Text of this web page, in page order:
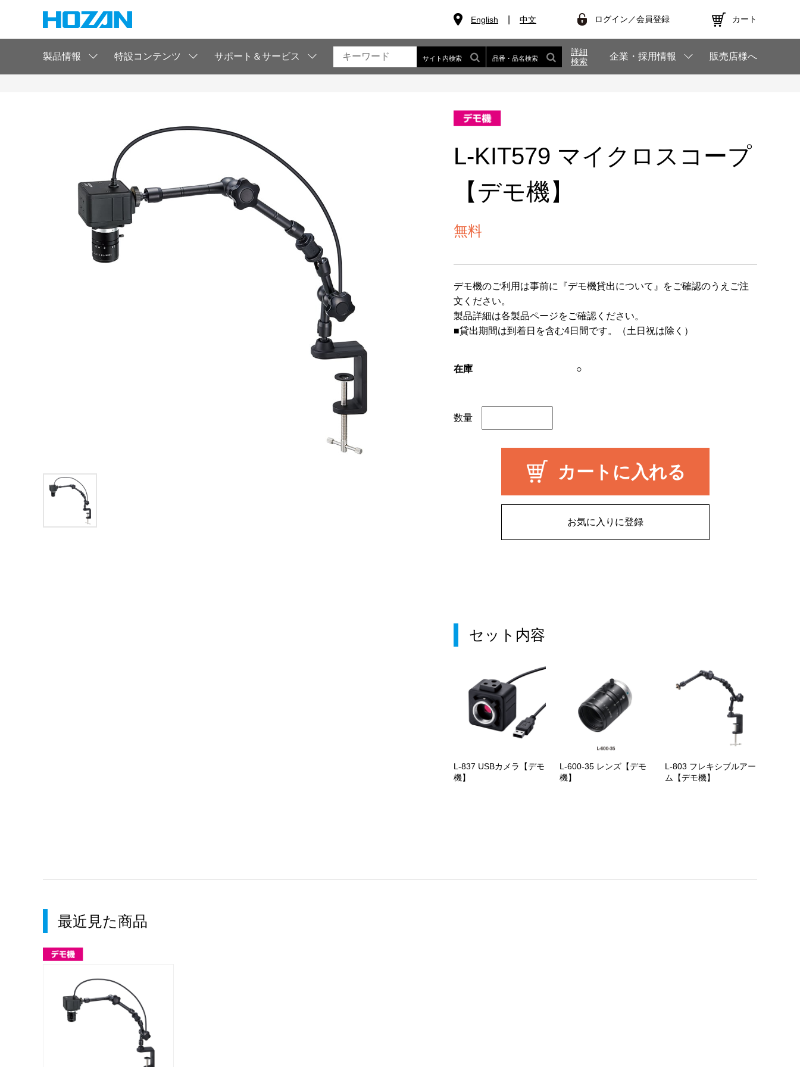
English 中文 ログイン／会員登録 カート
製品情報 特設コンテンツ サポート＆サービス サイト内検索 品番・品名検索
詳細
検索
企業・採用情報 販売店様へ
L-KIT579 マイクロスコープ
【デモ機】
無料
デモ機のご利用は事前に 『デモ機貸出について』
をご確認のうえご注
文ください。
製品詳細は各製品ページをご確認ください。
■貸出期間は到着日を含む4日間です。（土日祝は除く）
在庫 ○
数量
カートに入れる
お気に入りに登録
セット内容
L-837 USBカメラ【デモ
機】
L-600-35 レンズ【デモ
機】
L-803 フレキシブルアー
ム【デモ機】
最近見た商品